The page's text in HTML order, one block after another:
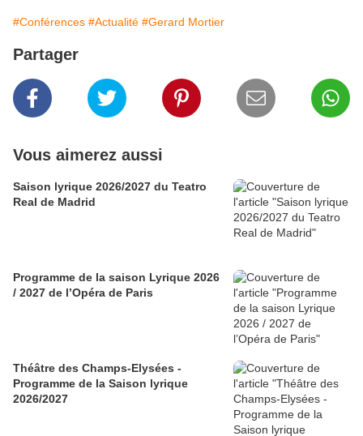
#Conférences #Actualité #Gerard Mortier
Partager
Vous aimerez aussi
Saison lyrique 2026/2027 du Teatro
Real de Madrid
Programme de la saison Lyrique 2026
/ 2027 de l’Opéra de Paris
Théâtre des Champs-Elysées -
Programme de la Saison lyrique
2026/2027